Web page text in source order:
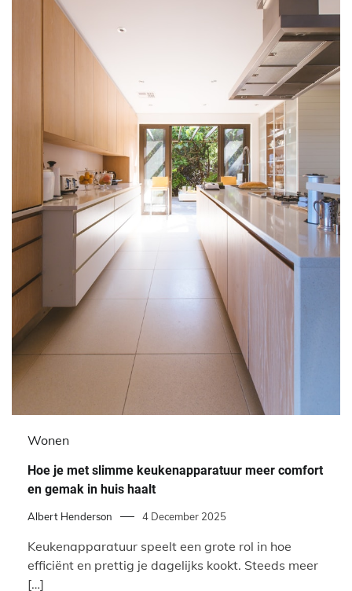
Wonen
Hoe je met slimme keukenapparatuur meer comfort
en gemak in huis haalt
Albert Henderson 4 December 2025
Keukenapparatuur speelt een grote rol in hoe
efficiënt en prettig je dagelijks kookt. Steeds meer
[…]